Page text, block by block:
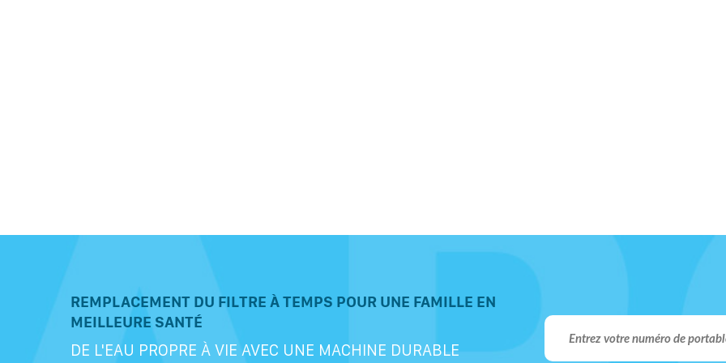
REMPLACEMENT DU FILTRE À TEMPS POUR UNE FAMILLE EN
MEILLEURE SANTÉ
DE L'EAU PROPRE À VIE AVEC UNE MACHINE DURABLE